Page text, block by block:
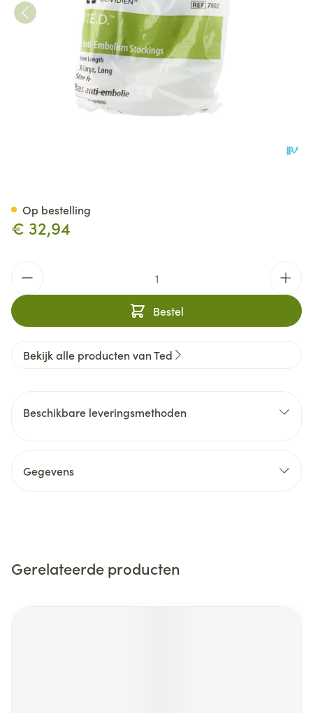
€ 32,94
Bestel
Op bestelling
Bekijk alle producten van Ted
Beschikbare leveringsmethoden
Gegevens
Gerelateerde producten